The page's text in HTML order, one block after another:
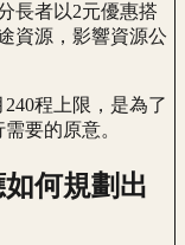
長者以2元優惠搭
資源，影響資源公
程上限，是為了
要的原意。
何規劃出